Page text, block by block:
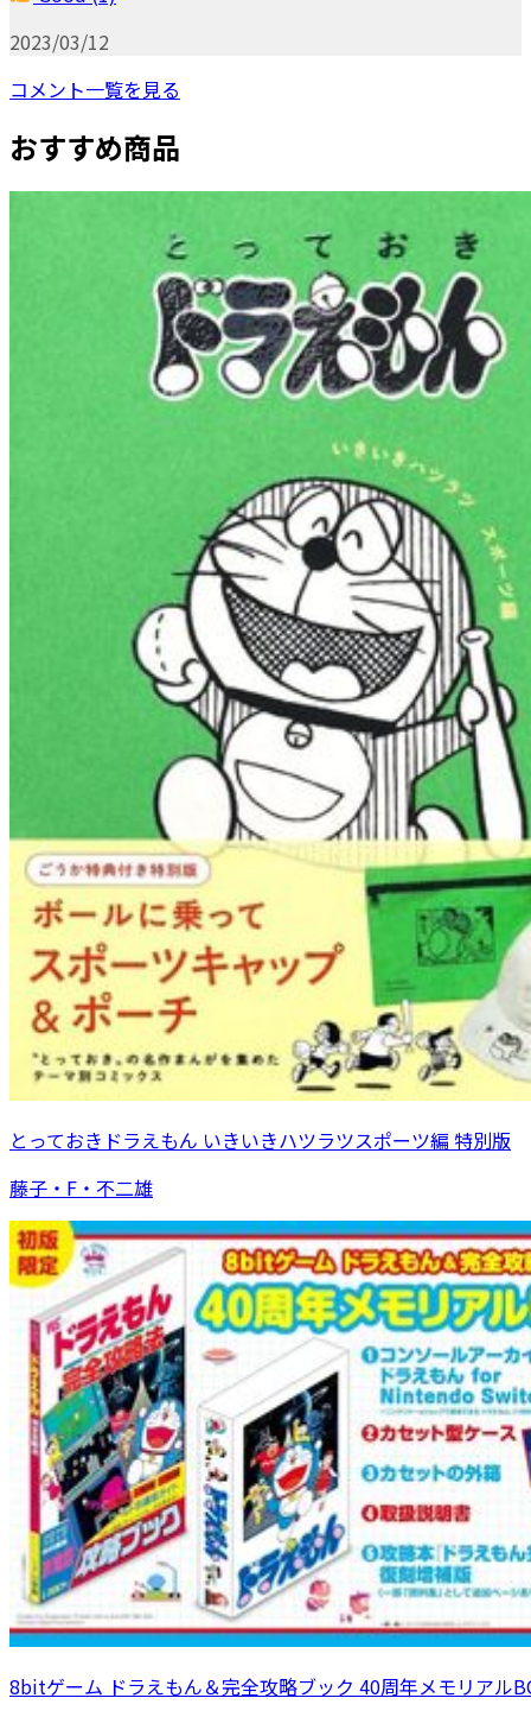
2023/03/12
コメント一覧を見る
おすすめ商品
とっておきドラえもん いきいきハツラツスポーツ編 特別版
藤子・F・不二雄
8bitゲーム ドラえもん＆完全攻略ブック 40周年メモリアル